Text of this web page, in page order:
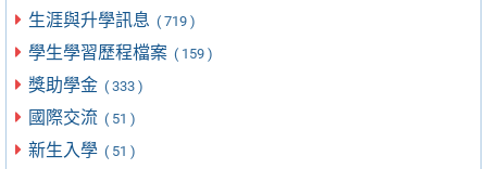
生涯與升學訊息 ( 719 )
學生學習歷程檔案 ( 159 )
獎助學金 ( 333 )
國際交流 ( 51 )
新生入學 ( 51 )